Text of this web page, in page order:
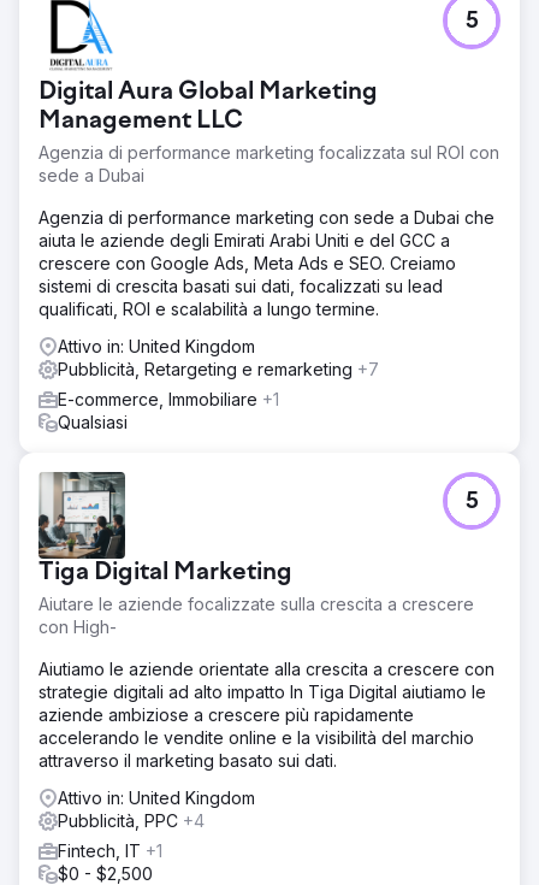
Digital Aura Global Marketing
Management LLC
Agenzia di performance marketing focalizzata sul ROI con
sede a Dubai
5
Agenzia di performance marketing con sede a Dubai che
aiuta le aziende degli Emirati Arabi Uniti e del GCC a
crescere con Google Ads, Meta Ads e SEO. Creiamo
sistemi di crescita basati sui dati, focalizzati su lead
qualificati, ROI e scalabilità a lungo termine.
Attivo in: United Kingdom
Pubblicità, Retargeting e remarketing +7
E-commerce, Immobiliare +1
Qualsiasi
Tiga Digital Marketing
Aiutare le aziende focalizzate sulla crescita a crescere
con High-
5
Aiutiamo le aziende orientate alla crescita a crescere con
strategie digitali ad alto impatto In Tiga Digital aiutiamo le
aziende ambiziose a crescere più rapidamente
accelerando le vendite online e la visibilità del marchio
attraverso il marketing basato sui dati.
Attivo in: United Kingdom
Pubblicità, PPC +4
Fintech, IT +1
$0 - $2,500